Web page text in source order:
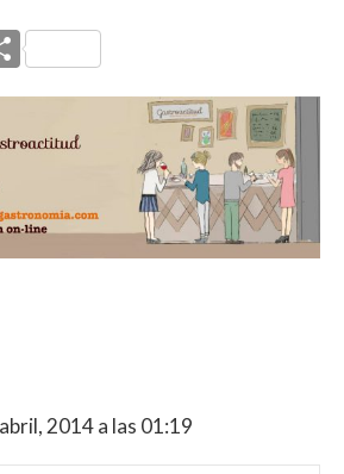
C
o
p
ar
ti
2014 a las 01:19